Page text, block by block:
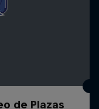
de Plazas